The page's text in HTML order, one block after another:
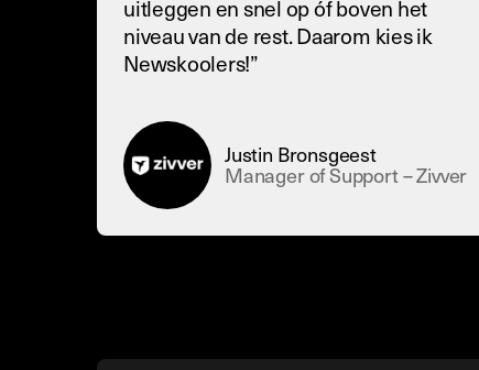
uitleggen en snel op óf boven het
niveau van de rest. Daarom kies ik
Newskoolers!”
Justin Bronsgeest
Manager of Support – Zivver